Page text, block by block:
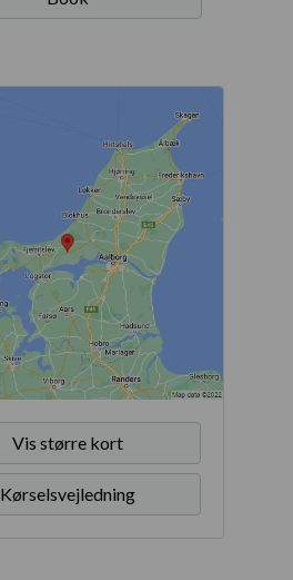
Vis større kort
Kørselsvejledning